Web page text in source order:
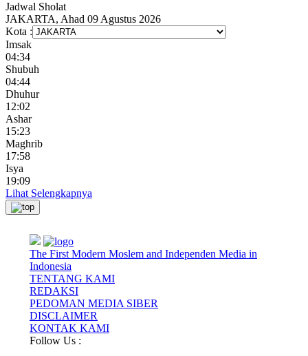
Jadwal Sholat
JAKARTA, Ahad 09 Agustus 2026
Kota :
Imsak
04:34
Shubuh
04:44
Dhuhur
12:02
Ashar
15:23
Maghrib
17:58
Isya
19:09
Lihat Selengkapnya
The First Modern Moslem and Independen Media in
Indonesia
TENTANG KAMI
REDAKSI
PEDOMAN MEDIA SIBER
DISCLAIMER
KONTAK KAMI
Follow Us :